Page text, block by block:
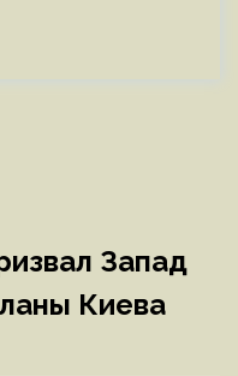
Запад
Киева